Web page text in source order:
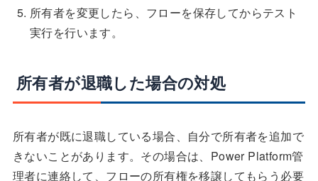
所有者を変更したら、フローを保存してからテスト
実行を行います。
所有者が退職した場合の対処
所有者が既に退職している場合、自分で所有者を追加で
きないことがあります。その場合は、Power Platform管
理者に連絡して、フローの所有権を移譲してもらう必要